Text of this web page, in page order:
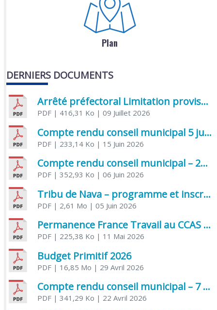
Plan
DERNIERS DOCUMENTS
Arrêté préfectoral Limitation provisoire des usages de l’eau
PDF| 416,31 Ko | 09 Juillet 2026
Compte rendu conseil municipal 5 juin 2026 sénatoriale
PDF| 233,14 Ko | 15 Juin 2026
Compte rendu conseil municipal – 21 avril 2026
PDF| 352,93 Ko | 06 Juin 2026
Tribu de Nava – programme et inscriptions été 2026
PDF| 2,61 Mo | 05 Juin 2026
Permanence France Travail au CCAS de Saujon Juin 2026
PDF| 225,38 Ko | 11 Mai 2026
Budget Primitif 2026
PDF| 16,85 Mo | 29 Avril 2026
Compte rendu conseil municipal – 7 avril 2026
PDF| 341,29 Ko | 22 Avril 2026